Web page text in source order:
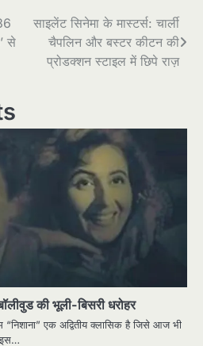
से
साइलेंट सिनेमा के मास्टर्स: चार्ली
चैपलिन और बस्टर कीटन की
प्रोडक्शन स्टाइल में छिपे राज़
की भूली-बिसरी धरोहर
“निशाना” एक अद्वितीय क्लासिक है जिसे आज भी
इस…